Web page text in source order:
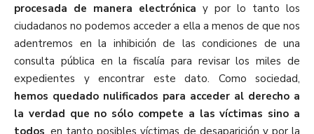
procesada de manera electrónica y por lo tanto los
ciudadanos no podemos acceder a ella a menos de que nos
adentremos en la inhibición de las condiciones de una
consulta pública en la fiscalía para revisar los miles de
expedientes y encontrar este dato. Como sociedad,
hemos quedado nulificados para acceder al derecho a
la verdad que no sólo compete a las víctimas sino a
todos , en tanto posibles víctimas de desaparición y por la